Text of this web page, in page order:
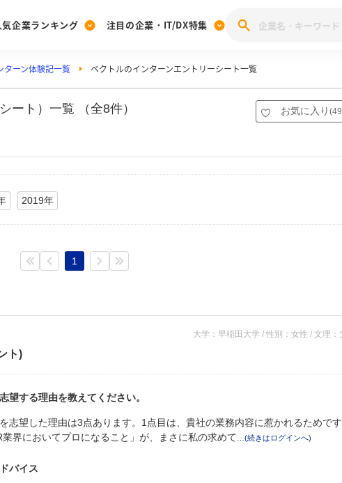
[27卒] 本選考体験記投稿キャンペーン
気企業ランキング
みんなのDX企業就職ブランド調査
みん
注目の企業・IT/DX特集
28
・企業研究
ターン体験記一覧 ベクトルのインターンエントリーシート一覧
ート）一覧 （全8件） お気に入り (
2019年
1
大学：早稲田大学 / 性別：女性 / 文理：
ト)
望する理由を教えてください。
志望した理由は3点あります。1点目は、貴社の業務内容に惹かれるためです
界においてプロになること」が、まさに私の求めて
バイス